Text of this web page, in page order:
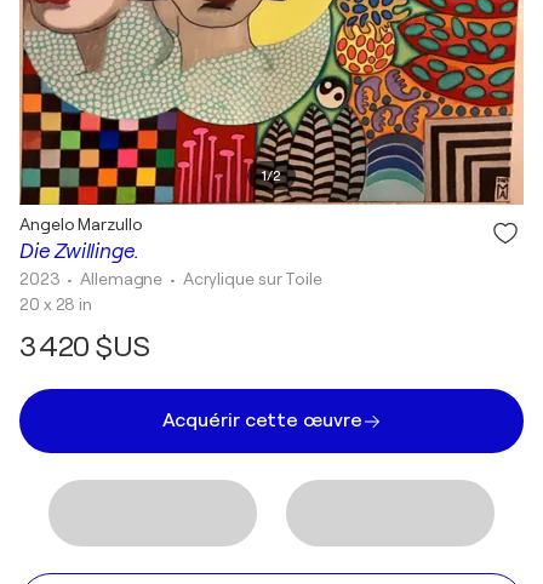
1/2
Die Zwillinge.
Angelo Marzullo
2023 • Allemagne • Acrylique sur Toile
20 x 28 in
3 420 $US
Acquérir cette œuvre